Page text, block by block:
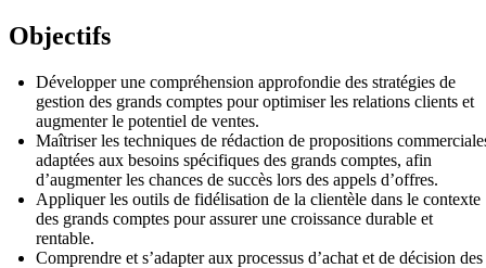
Objectifs
Développer une compréhension approfondie des stratégies de
gestion des grands comptes pour optimiser les relations clients et
augmenter le potentiel de ventes.
Maîtriser les techniques de rédaction de propositions
adaptées aux besoins spécifiques des grands comptes, afin
d’augmenter les chances de succès lors des appels d’offres.
Appliquer les outils de fidélisation de la clientèle dans le contexte
des grands comptes pour assurer une croissance durable et
rentable.
Comprendre et s’adapter aux processus d’achat et de décision des